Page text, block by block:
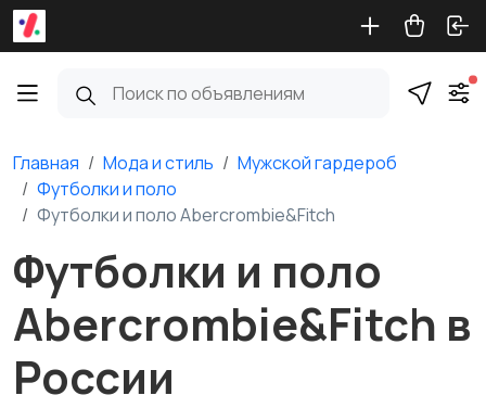
Главная Мода и стиль
Мужской гардероб
Футболки и поло
Футболки и поло Abercrombie&Fitch
Футболки и поло
Abercrombie&Fitch в
России